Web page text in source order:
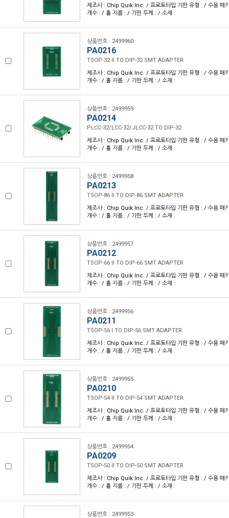
제조사 : Chip Quik Inc. / 프로토타입 기판 유형 : / 수용 패
개수 : / 홀 지름 : / 기판 두께 : / 소재 :
상품번호 : 2499960
PA0216
TSOP-32 II TO DIP-32 SMT ADAPTER
제조사 : Chip Quik Inc. / 프로토타입 기판 유형 : / 수용 패
개수 : / 홀 지름 : / 기판 두께 : / 소재 :
상품번호 : 2499959
PA0214
PLCC-32/LCC-32/JLCC-32 TO DIP-32
제조사 : Chip Quik Inc. / 프로토타입 기판 유형 : / 수용 패
개수 : / 홀 지름 : / 기판 두께 : / 소재 :
상품번호 : 2499958
PA0213
TSOP-86 II TO DIP-86 SMT ADAPTER
제조사 : Chip Quik Inc. / 프로토타입 기판 유형 : / 수용 패
개수 : / 홀 지름 : / 기판 두께 : / 소재 :
상품번호 : 2499957
PA0212
TSOP-66 II TO DIP-66 SMT ADAPTER
제조사 : Chip Quik Inc. / 프로토타입 기판 유형 : / 수용 패
개수 : / 홀 지름 : / 기판 두께 : / 소재 :
상품번호 : 2499956
PA0211
TSOP-56 I TO DIP-56 SMT ADAPTER
제조사 : Chip Quik Inc. / 프로토타입 기판 유형 : / 수용 패
개수 : / 홀 지름 : / 기판 두께 : / 소재 :
상품번호 : 2499955
PA0210
TSOP-54 II TO DIP-54 SMT ADAPTER
제조사 : Chip Quik Inc. / 프로토타입 기판 유형 : / 수용 패
개수 : / 홀 지름 : / 기판 두께 : / 소재 :
상품번호 : 2499954
PA0209
TSOP-50 II TO DIP-50 SMT ADAPTER
제조사 : Chip Quik Inc. / 프로토타입 기판 유형 : / 수용 패
개수 : / 홀 지름 : / 기판 두께 : / 소재 :
상품번호 : 2499953